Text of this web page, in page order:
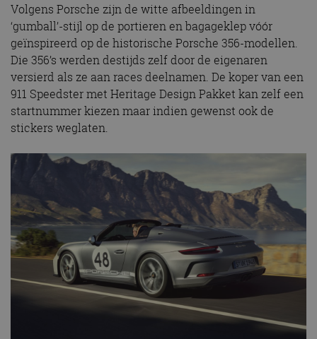
Volgens Porsche zijn de witte afbeeldingen in
‘gumball’-stijl op de portieren en bagageklep vóór
geïnspireerd op de historische Porsche 356-modellen.
Die 356’s werden destijds zelf door de eigenaren
versierd als ze aan races deelnamen. De koper van een
911 Speedster met Heritage Design Pakket kan zelf een
startnummer kiezen maar indien gewenst ook de
stickers weglaten.